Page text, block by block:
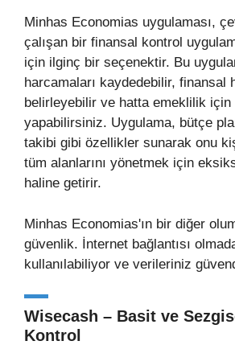
Minhas Economias uygulaması,
çalışan bir finansal kontrol
için ilginç bir seçenektir. Bu
harcamaları kaydedebilir, finansal
belirleyebilir ve hatta emeklilik için
yapabilirsiniz. Uygulama, bütçe
takibi gibi özellikler sunarak onu
tüm alanlarını yönetmek için
haline getirir.
Minhas Economias'ın bir diğer
güvenlik. İnternet bağlantısı
kullanılabiliyor ve verileriniz
Wisecash – Basit ve
Kontrol